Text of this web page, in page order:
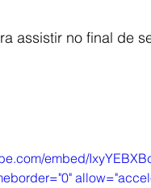
assistir no final de
embed/